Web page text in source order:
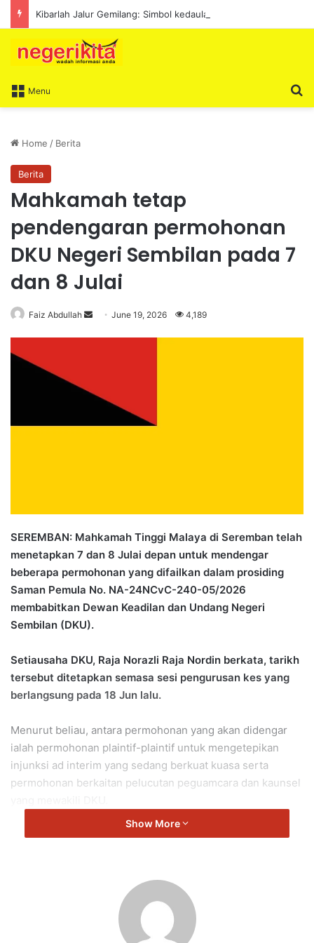
Menu
Home / Berita
Berita
Mahkamah tetap
pendengaran permohonan
DKU Negeri Sembilan pada 7
dan 8 Julai
Faiz Abdullah
n
June 19, 2026 4,189
SEREMBAN: Mahkamah Tinggi Malaya di Seremban telah
menetapkan 7 dan 8 Julai depan untuk mendengar
beberapa permohonan yang difailkan dalam prosiding
Saman Pemula No. NA-24NCvC-240-05/2026
membabitkan Dewan Keadilan dan Undang Negeri
Sembilan (DKU).
Setiausaha DKU, Raja Norazli Raja Nordin berkata, tarikh
tersebut ditetapkan semasa sesi pengurusan kes yang
berlangsung pada 18 Jun lalu.
Menurut beliau, antara permohonan yang akan didengar
ialah permohonan plaintif-plaintif untuk mengetepikan
injunksi ad interim yang sedang berkuat kuasa serta
permohonan berkaitan pelucutan peguamcara dan kaunsel
“Pada pengurusan kes yang diadakan pada 18 Jun 2026,
mengetepikan injunksi ad interim dan pelucutan
peguamcara dan kaunsel DKU pada 7 dan 8 Julai 2026,”
katanya dalam satu kenyataan media hari ini.
Show More